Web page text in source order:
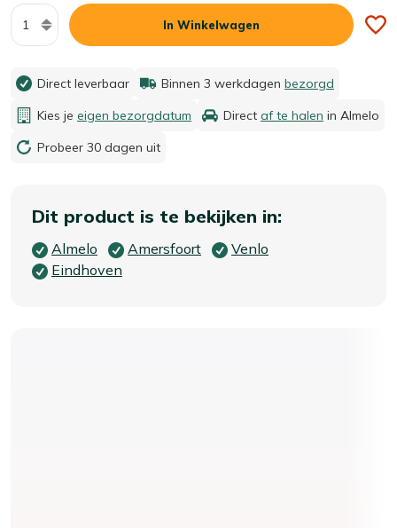
Aantal
In Winkelwagen
Direct leverbaar Binnen 3 werkdagen bezorgd
Kies je eigen bezorgdatum Direct af te halen in Almelo
Probeer 30 dagen uit
Dit product is te bekijken in:
Almelo Amersfoort
Venlo
Eindhoven